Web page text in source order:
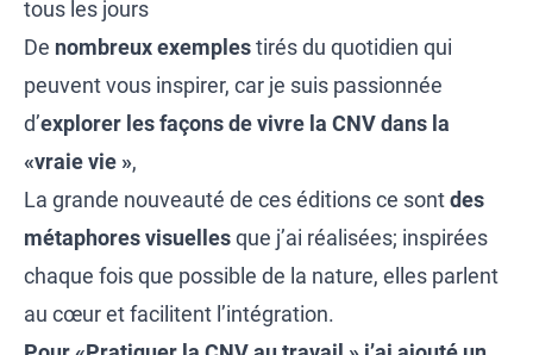
tous les jours
De nombreux exemplestirés du quotidien qui
peuvent vous inspirer, car je suis passionnée
d’explorer les façons de vivre la CNV dans la
«vraie vie »,
La grande nouveauté de ces éditions ce sontdes
métaphores visuellesque j’ai réalisées; inspirées
chaque fois que possible de la nature, elles parlent
au cœur et facilitent l’intégration.